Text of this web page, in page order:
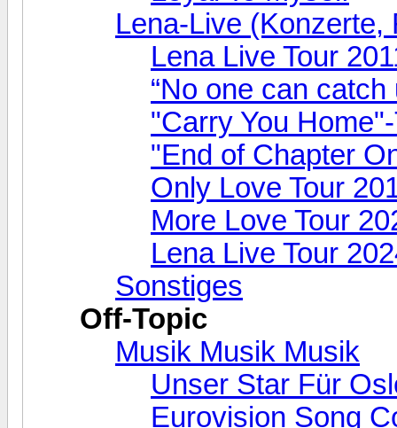
Lena-Live (Konzerte,
Lena Live Tour
“No one can catch
"Carry You
"End of Chapter
Only Love Tour
More Love Tour
Lena Live Tour
Sonstiges
Off-Topic
Musik Musik Musik
Unser Star Für
Eurovision Song